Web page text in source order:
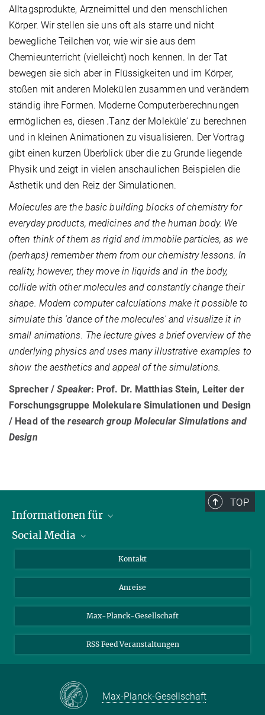
Alltagsprodukte, Arzneimittel und den menschlichen
Körper. Wir stellen sie uns oft als starre und nicht
bewegliche Teilchen vor, wie wir sie aus dem
Chemieunterricht (vielleicht) noch kennen. In der Tat
bewegen sie sich aber in Flüssigkeiten und im Körper,
stoßen mit anderen Molekülen zusammen und verändern
ständig ihre Formen. Moderne Computerberechnungen
ermöglichen es, diesen ‚Tanz der Moleküle‘ zu berechnen
und in kleinen Animationen zu visualisieren. Der Vortrag
gibt einen kurzen Überblick über die zu Grunde liegende
Physik und zeigt in vielen anschaulichen Beispielen die
Ästhetik und den Reiz der Simulationen.
Molecules are the basic building blocks of chemistry for
everyday products, medicines and the human body. We
often think of them as rigid and immobile particles, as we
(perhaps) remember them from our chemistry lessons. In
reality, however, they move in liquids and in the body,
collide with other molecules and constantly change their
shape. Modern computer calculations make it possible to
simulate this 'dance of the molecules' and visualize it in
small animations. The lecture gives a brief overview of the
underlying physics and uses many illustrative examples to
show the aesthetics and appeal of the simulations.
Sprecher /Speaker: Prof. Dr. Matthias Stein, Leiter der
Forschungsgruppe Molekulare Simulationen und Design
/ Head of the research group Molecular Simulations and
Design
TOP
Informationen für
Wissenschaftlerinnen und Wissenschaftler
Bewerberinnen und Bewerber
Medienvertreter
Schülerinnen und Schüler
Social Media
YouTube
Mastodon
Kontakt
Anreise
Max-Planck-Gesellschaft
RSS Feed Veranstaltungen
Max-Planck-Gesellschaft